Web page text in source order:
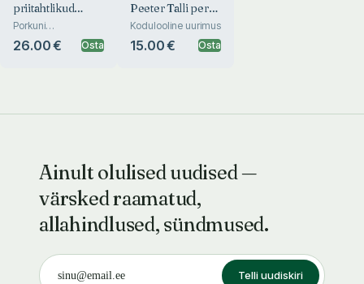
priitahtlikud
pritsimehed 110
Porkuni
tulekustutajate selts
7.08.1911 -
26.00 € Osta
Peeter Talli pere
lugu
Kodulooline uurimus
15.00 € Osta
Ainult olulised uudised —
värsked raamatud,
allahindlused, sündmused.
Telli uudiskiri